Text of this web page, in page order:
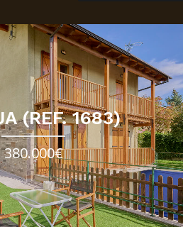
(REF. 1683)
380.000€